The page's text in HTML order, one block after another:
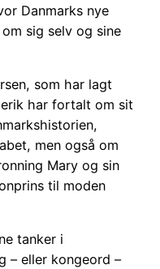
Danmarks nye
sig selv og sine
som har lagt
har fortalt om sit
men også om
Mary og sin
til moden
tanker i
– eller kongeord –